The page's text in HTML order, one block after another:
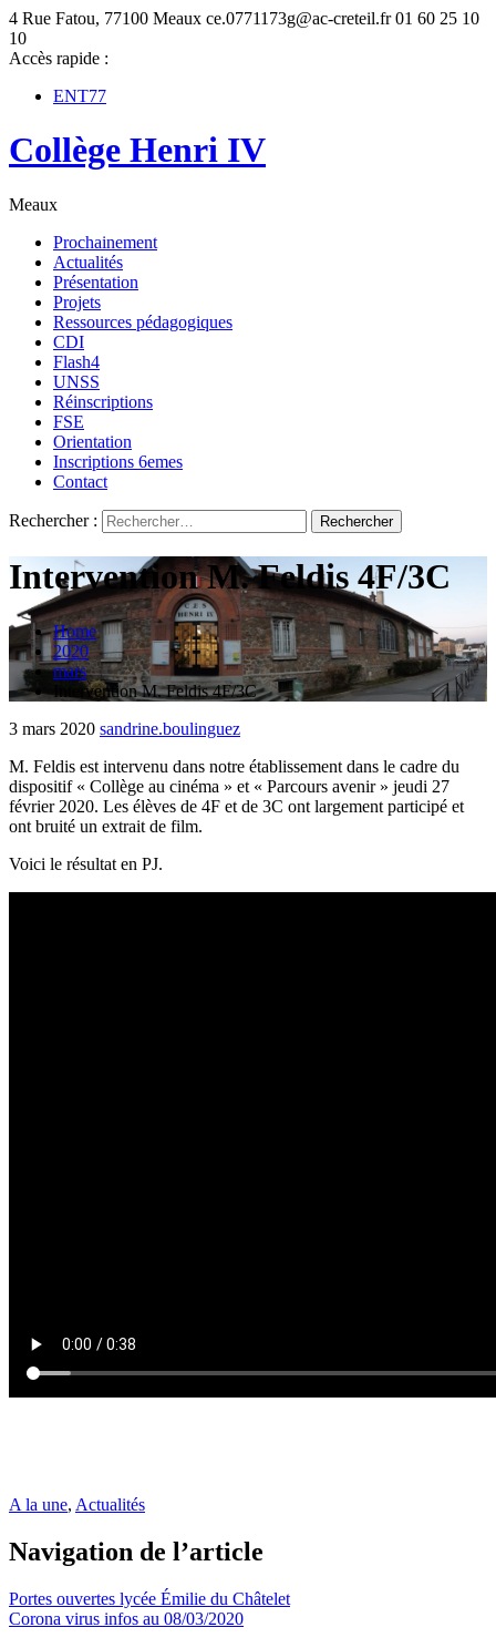
4 Rue Fatou, 77100 Meaux ce.0771173g@ac-creteil.fr 01 60 25 10
10
Accès rapide :
ENT77
Collège Henri IV
Meaux
Prochainement
Actualités
Présentation
Projets
Ressources pédagogiques
CDI
Flash4
UNSS
Réinscriptions
FSE
Orientation
Inscriptions 6emes
Contact
Rechercher :
Intervention M. Feldis 4F/3C
Home
2020
mars
Intervention M. Feldis 4F/3C
3 mars 2020 sandrine.boulinguez
M. Feldis est intervenu dans notre établissement dans le cadre du
dispositif « Collège au cinéma » et « Parcours avenir » jeudi 27
février 2020. Les élèves de 4F et de 3C ont largement participé et
ont bruité un extrait de film.​
Voici le résultat en PJ.
A la une, Actualités
Navigation de l’article
Portes ouvertes lycée Émilie du Châtelet
Corona virus infos au 08/03/2020